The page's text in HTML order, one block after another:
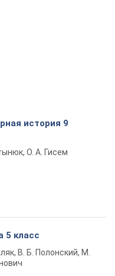
история 9
О. А. Гисем
5 класс
В. Б. Полонский, М.